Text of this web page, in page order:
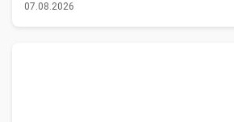
07.08.2026